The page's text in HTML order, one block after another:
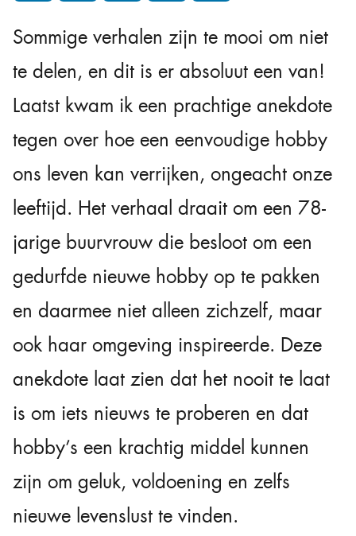
Sommige verhalen zijn te mooi om niet
te delen, en dit is er absoluut een van!
Laatst kwam ik een prachtige anekdote
tegen over hoe een eenvoudige hobby
ons leven kan verrijken, ongeacht onze
leeftijd. Het verhaal draait om een 78-
jarige buurvrouw die besloot om een
gedurfde nieuwe hobby op te pakken
en daarmee niet alleen zichzelf, maar
ook haar omgeving inspireerde. Deze
anekdote laat zien dat het nooit te laat
is om iets nieuws te proberen en dat
hobby’s een krachtig middel kunnen
zijn om geluk, voldoening en zelfs
nieuwe levenslust te vinden.